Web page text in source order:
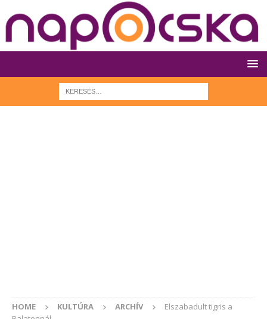
HOME KULTÚRA ARCHÍV
Elszabadult tigris a